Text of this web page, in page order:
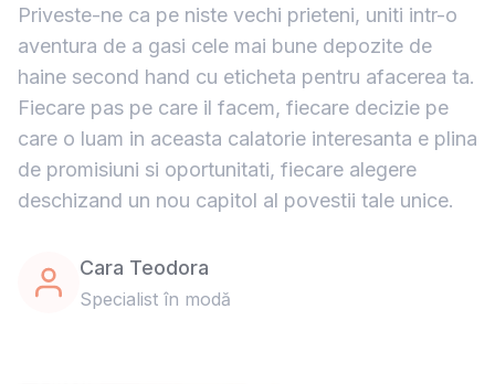
Priveste-ne ca pe niste vechi prieteni, uniti intr-o
aventura de a gasi cele mai bune depozite de
haine second hand cu eticheta pentru afacerea ta.
Fiecare pas pe care il facem, fiecare decizie pe
care o luam in aceasta calatorie interesanta e plina
de promisiuni si oportunitati, fiecare alegere
deschizand un nou capitol al povestii tale unice.
Cara Teodora
Specialist în modă